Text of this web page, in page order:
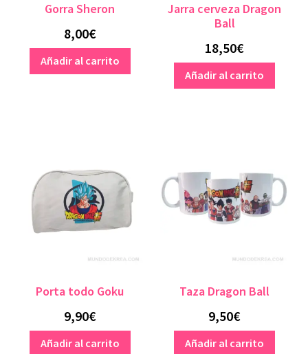
Star Wars
Gorra Sheron
8,00€
Añadir al carrito
Jarra cerveza Dragon
Ball
18,50€
Añadir al carrito
Porta todo Goku
9,90€
Añadir al carrito
Taza Dragon Ball
9,50€
Añadir al carrito